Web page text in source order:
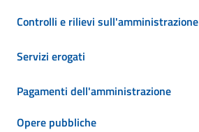
Controlli e rilievi sull'amministrazione
Servizi erogati
Pagamenti dell'amministrazione
Opere pubbliche